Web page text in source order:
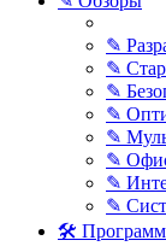
✎
✎
✎
✎
✎
✎
✎
✎
🛠